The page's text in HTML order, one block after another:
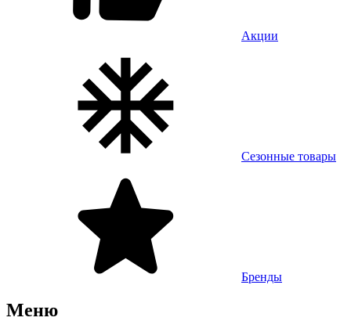
Акции
Сезонные товары
Бренды
Меню